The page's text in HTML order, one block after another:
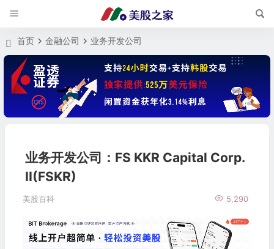
首页 金融公司 业务开发公司
业务开发公司：FS KKR Capital Corp.
II(FSKR)
美股百科 5,290